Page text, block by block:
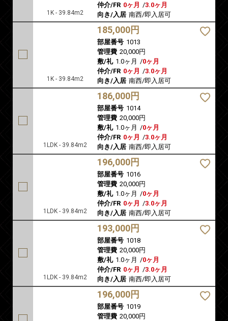
1K - 39.84m2
仲介/FR 0ヶ月 /3.0ヶ月
向き/入居 南西/即入居可
1K - 39.84m2
185,000円
部屋番号 1013
管理費 20,000円
敷/礼 1.0ヶ月 /0ヶ月
仲介/FR 0ヶ月 /3.0ヶ月
向き/入居 南西/即入居可
1LDK - 39.84m2
186,000円
部屋番号 1014
管理費 20,000円
敷/礼 1.0ヶ月 /0ヶ月
仲介/FR 0ヶ月 /3.0ヶ月
向き/入居 南西/即入居可
1LDK - 39.84m2
196,000円
部屋番号 1016
管理費 20,000円
敷/礼 1.0ヶ月 /0ヶ月
仲介/FR 0ヶ月 /3.0ヶ月
向き/入居 南西/即入居可
1LDK - 39.84m2
193,000円
部屋番号 1018
管理費 20,000円
敷/礼 1.0ヶ月 /0ヶ月
仲介/FR 0ヶ月 /3.0ヶ月
向き/入居 南西/即入居可
196,000円
部屋番号 1019
管理費 20,000円